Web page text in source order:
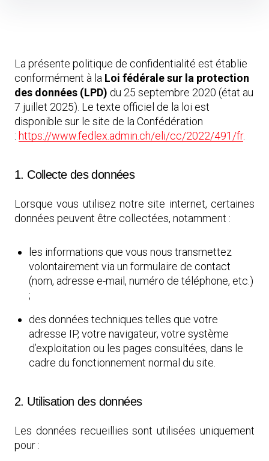
La présente politique de confidentialité est établie
conformément à la Loi fédérale sur la protection
des données (LPD) du 25 septembre 2020 (état au
7 juillet 2025). Le texte officiel de la loi est
disponible sur le site de la Confédération
: https://www.fedlex.admin.ch/eli/cc/2022/491/fr.
1. Collecte des données
Lorsque vous utilisez notre site internet, certaines
données peuvent être collectées, notamment :
les informations que vous nous transmettez
volontairement via un formulaire de contact
(nom, adresse e-mail, numéro de téléphone, etc.)
;
des données techniques telles que votre
adresse IP, votre navigateur, votre système
d’exploitation ou les pages consultées, dans le
cadre du fonctionnement normal du site.
2. Utilisation des données
Les données recueillies sont utilisées uniquement
pour :